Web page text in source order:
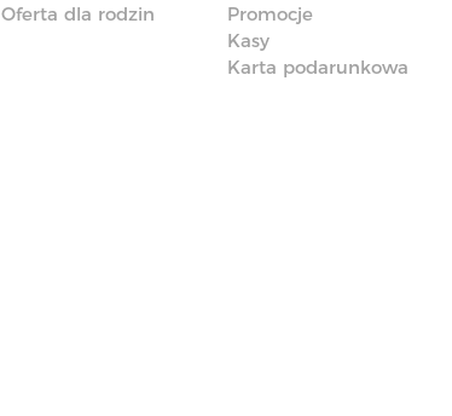
Oferta dla rodzin
Promocje
Kasy
Karta podarunkowa